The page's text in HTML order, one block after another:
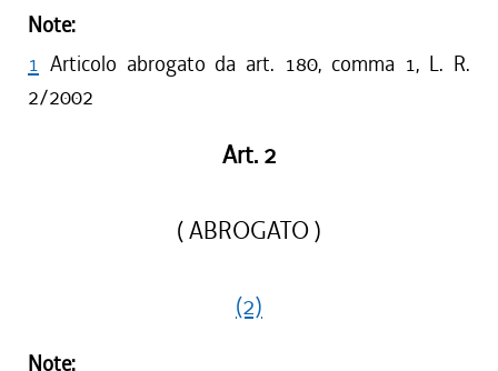
Note:
1 Articolo abrogato da art. 180, comma 1, L. R.
2/2002
Art. 2
( ABROGATO )
(2)
Note: